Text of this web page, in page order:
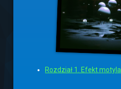
Rozdział 1. Efekt motyla